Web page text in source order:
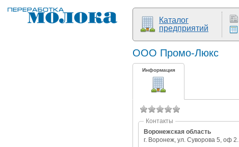
Каталог
предприятий
ООО Промо-Люкс
Информация
Контакты
Воронежская область
г. Воронеж, ул. Суворова 5, оф 2.